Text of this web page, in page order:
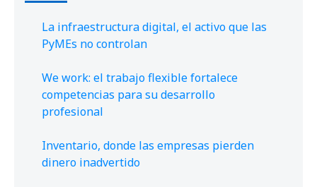
La infraestructura digital, el activo que las
PyMEs no controlan
We work: el trabajo flexible fortalece
competencias para su desarrollo
profesional
Inventario, donde las empresas pierden
dinero inadvertido